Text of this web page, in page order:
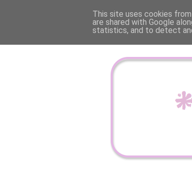
This site uses cookies
are shared with Google
statistics, and to detect